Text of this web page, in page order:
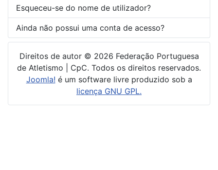
Esqueceu-se do nome de utilizador?
Ainda não possui uma conta de acesso?
Direitos de autor © 2026 Federação Portuguesa
de Atletismo | CpC. Todos os direitos reservados.
Joomla! é um software livre produzido sob a
licença GNU GPL.